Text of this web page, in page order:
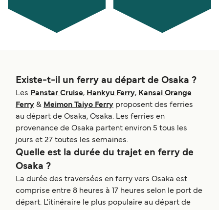
Existe-t-il un ferry au départ de Osaka ?
Les Panstar Cruise, Hankyu Ferry, Kansai Orange
Ferry & Meimon Taiyo Ferry proposent des ferries
au départ de Osaka, Osaka. Les ferries en
provenance de Osaka partent environ 5 tous les
jours et 27 toutes les semaines.
Quelle est la durée du trajet en ferry de
Osaka ?
La durée des traversées en ferry vers Osaka est
comprise entre 8 heures à 17 heures selon le port de
départ. L'itinéraire le plus populaire au départ de